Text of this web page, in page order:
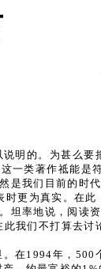
明的。为甚么
一类著作祗能
是我们目前的时
更为真实。在
坦率地说，阅读
我们不打算去
在1994年，